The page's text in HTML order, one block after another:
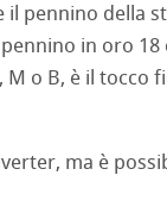
il pennino della
in oro 18
o B, è il tocco
ma è